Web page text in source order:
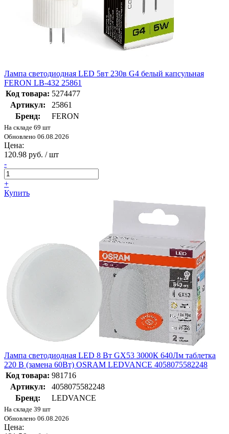
Лампа светодиодная LED 5вт 230в G4 белый капсульная
FERON LB-432 25861
Код товара: 5274477
Артикул:
25861
Бренд:
FERON
На складе 69 шт
Обновлено 06.08.2026
Цена:
120.98 руб. / шт
-
+
Купить
Лампа светодиодная LED 8 Вт GX53 3000К 640Лм таблетка
220 В (замена 60Вт) OSRAM LEDVANCE 4058075582248
Код товара: 981716
Артикул:
4058075582248
Бренд:
LEDVANCE
На складе 39 шт
Обновлено 06.08.2026
Цена: